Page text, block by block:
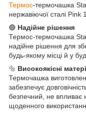
Термос-термочашка
нержавіючої сталі
🟢 Надійне рішення
Термос-термочашка
надійне рішення для
будь-якому місці й у
🔩 Високоякісні
Термочашка
забезпечує
безпечний, не впливає
щоденного